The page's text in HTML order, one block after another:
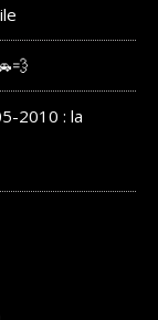
2010 : la